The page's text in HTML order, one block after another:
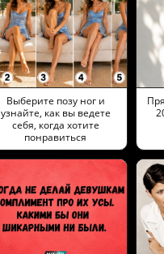
Выберите позу ног и
узнайте, как вы ведете
себя, когда хотите
понравиться